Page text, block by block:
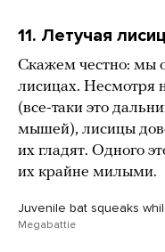
11. Летучая
Скажем честно: мы
лисицах. Несмотря
(все-таки это
мышей), лисицы
их гладят. Одного
их крайне милыми.
Juvenile bat squeaks
Megabattie